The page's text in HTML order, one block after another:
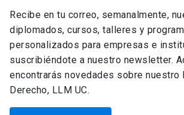
Recibe en tu correo, semanalmente,
diplomados, cursos, talleres y
personalizados para empresas e
suscribiéndote a nuestro newsletter.
encontrarás novedades sobre nuestro
Derecho, LLM UC.